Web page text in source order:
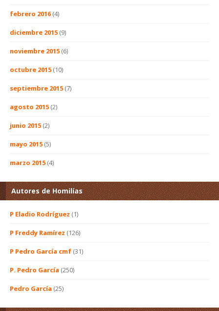
febrero 2016 (4)
diciembre 2015 (9)
noviembre 2015 (6)
octubre 2015 (10)
septiembre 2015 (7)
agosto 2015 (2)
junio 2015 (2)
mayo 2015 (5)
marzo 2015 (4)
Autores de Homilías
P Eladio Rodríguez (1)
P Freddy Ramírez (126)
P Pedro García cmf (31)
P. Pedro García (250)
Pedro García (25)